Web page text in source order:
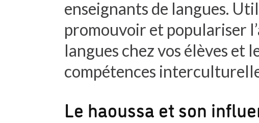
enseignants de langues.
promouvoir et populariser
langues chez vos élèves et
compétences
Le haoussa et son